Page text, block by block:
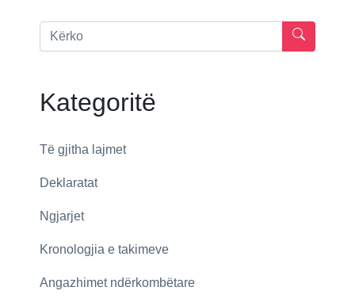
Kategoritë
Të gjitha lajmet
Deklaratat
Ngjarjet
Kronologjia e takimeve
Angazhimet ndërkombëtare